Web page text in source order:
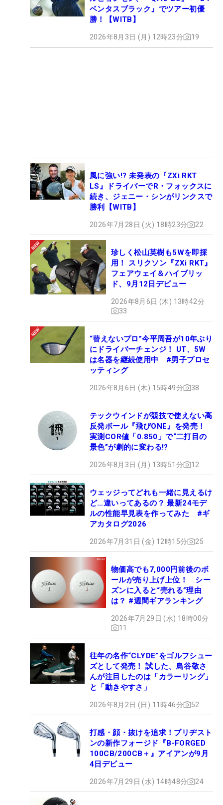
ベンタスブラック』でツアー初優
勝！【WITB】
2026年8月3日 (月) 12時23分 19
風に強い!? 未発表の『ZXi RKT
LS』ドライバーでR・フォックスに
続き、ジェニー・シンがリンクスで
勝利【WITB】
2026年7月28日 (火) 18時23分 22
珍しく松山英樹も5Wを即採
用！ スリクソン『ZXi RKT』
フェアウェイ＆ハイブリッ
ド、9月12日デビュー
2026年8月6日 (木) 13時42分
33
“替えないプロ”今平周吾が10年ぶり
にドライバーチェンジ！ UT、5W
は名器を継続使用中 #男子プロセ
ッティング
2026年8月6日 (木) 15時49分 38
テックウインドが競技で使えない高
反発ボール『飛びONE』を発売！
実測COR値「0.850」で“二打目の
景色”が劇的に変わる!?
2026年8月3日 (月) 13時51分 12
ウェッジってどれも一緒に見えるけ
ど…違いってあるの？ 最新24モデ
ルの性能早見表を作ってみた #ギ
アカタログ2026
2026年7月31日 (金) 12時15分 25
物価高でも7,000円前後のボ
ールが売り上げ上位！ シー
ズンに入ると“売れる”理由
は？ #週間ギアランキング
2026年7月29日 (水) 18時00分
11
往年の名作“CLYDE”をゴルフシュー
ズとして発売！ 試した、鳥谷敬さ
んが注目したのは「カラーリング」
と「動きやすさ」
2026年8月2日 (日) 11時46分 52
打感・顔・抜けを追求！ブリヂスト
ンの新作フォージド『B-FORGED
100CB/200CB＋』アイアンが9月
4日デビュー
2026年7月29日 (水) 14時48分 24